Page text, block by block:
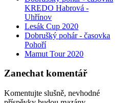
KREDO Habrová -
Uhřínov
Lesák Cup 2020
Dobrušký pohár - časovka
Pohoří
Mamut Tour 2020
Zanechat komentář
Komentujte slušně, nevhodné